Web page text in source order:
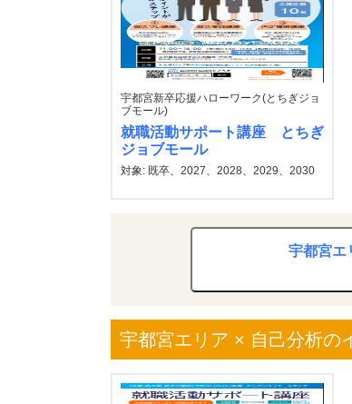
宇都宮新卒応援ハローワーク(とちぎジョ
ブモール)
就職活動サポート講座 とちぎ
ジョブモール
対象: 既卒、2027、2028、2029、2030
宇都宮エ
宇都宮エリア × 自己分析の